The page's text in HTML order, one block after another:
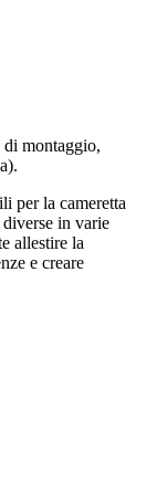
montaggio,
per la cameretta
in varie
allestire la
e creare